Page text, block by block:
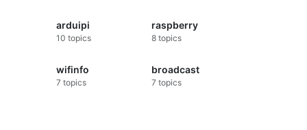
arduipi
10 topics
raspberry
8topics
wifinfo
7 topics
broadcast
7 topics